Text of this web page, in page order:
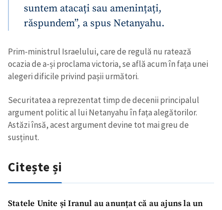
suntem atacați sau amenințați,
răspundem”, a spus Netanyahu.
Prim-ministrul Israelului, care de regulă nu ratează
ocazia de a-și proclama victoria, se află acum în fața unei
alegeri dificile privind pașii următori.
Securitatea a reprezentat timp de decenii principalul
argument politic al lui Netanyahu în fața alegătorilor.
Astăzi însă, acest argument devine tot mai greu de
susținut.
Citește și
Statele Unite și Iranul au anunțat că au ajuns la un